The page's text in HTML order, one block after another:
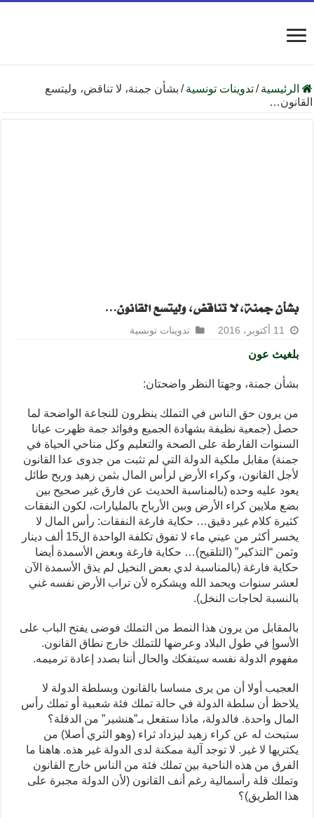
الرئيسية /تدوينات تونسية / بشأن جمنة، لا تناقض، وليتسع
القانون…
بشأن جمنة، لا تناقض، وليتسع القانون…
11 أكتوبر، 2016 تدوينات تونسية
بلغيث عون
بشأن جمنة، وجهتا النظر واضحتان:
من يرون حق الناس في التملك ينظرون للنجاعة الواضحة لما
حصل (جمعية نظيفة بشهادة الجميع وفوائد جمة ظهرت عيانا
السنوات الفارطة على الصحة والتعليم وكل مناحي الحياة في
جمنة) مقابل ملكية الدولة التي لم تثبت من جدوى عدا القانون
لأجل القانون، وكراء الأرض لرأس المال بثمن زهيد وربح طائل
يعود عليه وحده (بالمناسبة الحديث عن فارق غير صحيح بين
بضع ملايين كراء الأرض وبين الأرباح بالمليارات، لكون النفقات
كثيرة كلام غير دقيق… حكاية فارغة النفقات: رأس المال لا
يخسر أكثر من عيني ماء لا تفوق تكلفة الواحدة ال15 ألف دينار
وثمن “التذكير” (التلقيح)… حكاية فارغة وبعض الأسمدة أيضا
حكاية فارغة (بالمناسبة لدي بعض النخيل لم يذق الأسمدة الآن
لعشر سنوات ويحمد الله ويشكره لأن تراب الأرض نفسه غني
بالنسبة لحاجات النخل).
بالمقابل من يرون هذا النمط من التملك فوضى يفتح الباب على
الأسوإ في طول البلاد وعرضها للتملك خارج نطاق القانون.
مفهوم الدولة نفسه سيتفكك والحال أننا بصدد إعادة ترميمه.
العجيب أولا أن من يرى مساسا بالقانون وبسلطة الدولة لا
يلاحظ أن سلطة الدولة في حالة تملك فئة شعبية أو تملك رأس
المال واحدة. فالدولة، ماذا ستفعل بـ”هنشير” من الدقلة؟
ستبحث له عن كراء زهيد ليزداد ثراء (وهو الثري أصلا) من
يكتريها لا غير. لا توجد آلية ممكنة لدى الدولة غير هذه. هاهنا ما
الفرق من هذه الناحية بين تملك فئة من الناس خارج القانون
وتملك قلة رأسمالية رغم أنف القانون (لأن الدولة مجبرة على
هذا الطريق)؟